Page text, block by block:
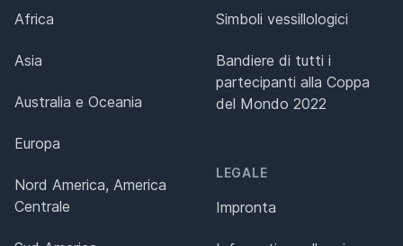
Africa
Asia
Australia e Oceania
Europa
Nord America, America
Centrale
Simboli vessillologici
Bandiere di tutti i
partecipanti alla Coppa
del Mondo 2022
LEGALE
Impronta